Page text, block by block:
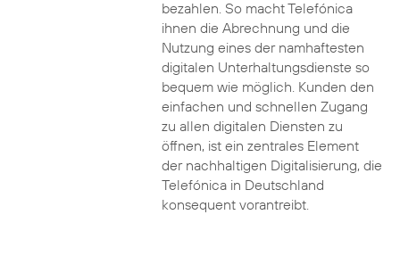
bezahlen. So macht Telefónica
ihnen die Abrechnung und die
Nutzung eines der namhaftesten
digitalen Unterhaltungsdienste so
bequem wie möglich. Kunden den
einfachen und schnellen Zugang
zu allen digitalen Diensten zu
öffnen, ist ein zentrales Element
der nachhaltigen Digitalisierung, die
Telefónica in Deutschland
konsequent vorantreibt.